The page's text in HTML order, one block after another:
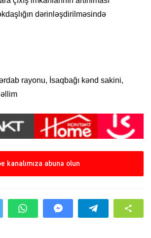
dərinləşdirilməsində
rayonu, İsaqbağı kənd sakini,
kanalımıza abunə olun